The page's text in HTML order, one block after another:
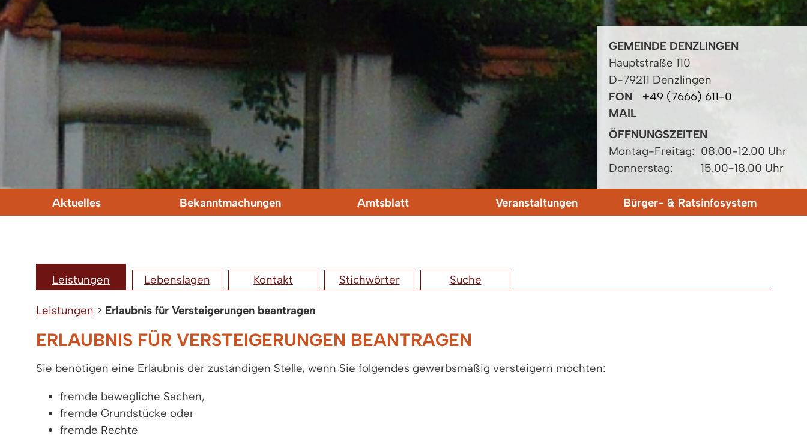
GEMEINDE DENZLINGEN
Hauptstraße 110
D-79211 Denzlingen
FON
+49 (7666) 611-0
MAIL
ÖFFNUNGSZEITEN
Montag-Freitag: 08.00-12.00 Uhr
Donnerstag:
15.00-18.00 Uhr
Aktuelles Bekanntmachungen Amtsblatt Veranstaltungen Bürger- & Ratsinfosystem
Leistungen Lebenslagen Kontakt Stichwörter Suche
Leistungen > Erlaubnis für Versteigerungen beantragen
ERLAUBNIS FÜR VERSTEIGERUNGEN BEANTRAGEN
Sie benötigen eine Erlaubnis der zuständigen Stelle, wenn Sie folgendes gewerbsmäßig versteigern möchten:
fremde bewegliche Sachen,
fremde Grundstücke oder
fremde Rechte